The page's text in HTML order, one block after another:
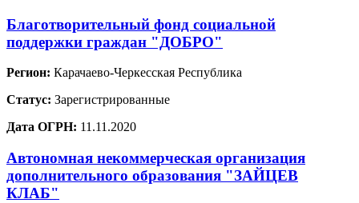
Благотворительный фонд социальной
поддержки граждан "ДОБРО"
Регион: Карачаево-Черкесская Республика
Статус: Зарегистрированные
Дата ОГРН: 11.11.2020
Автономная некоммерческая организация
дополнительного образования "ЗАЙЦЕВ
КЛАБ"